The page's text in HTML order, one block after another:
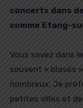
concerts dans
comme Etang-
Vous savez dans
souvent « blasés
nombreux. Je
petites villes et